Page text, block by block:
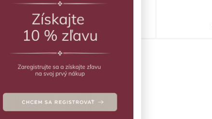
€7,07
Zobraziť viac produktov